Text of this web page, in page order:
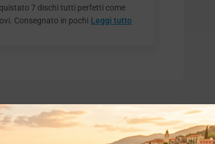
7 dischi tutti perfetti come
Consegnato in pochi Leggi tutto